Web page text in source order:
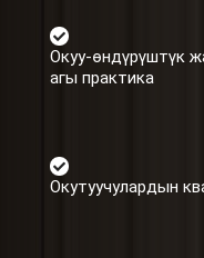
Окуу-өндүрүштүк
агы практика
Окутуучулардын